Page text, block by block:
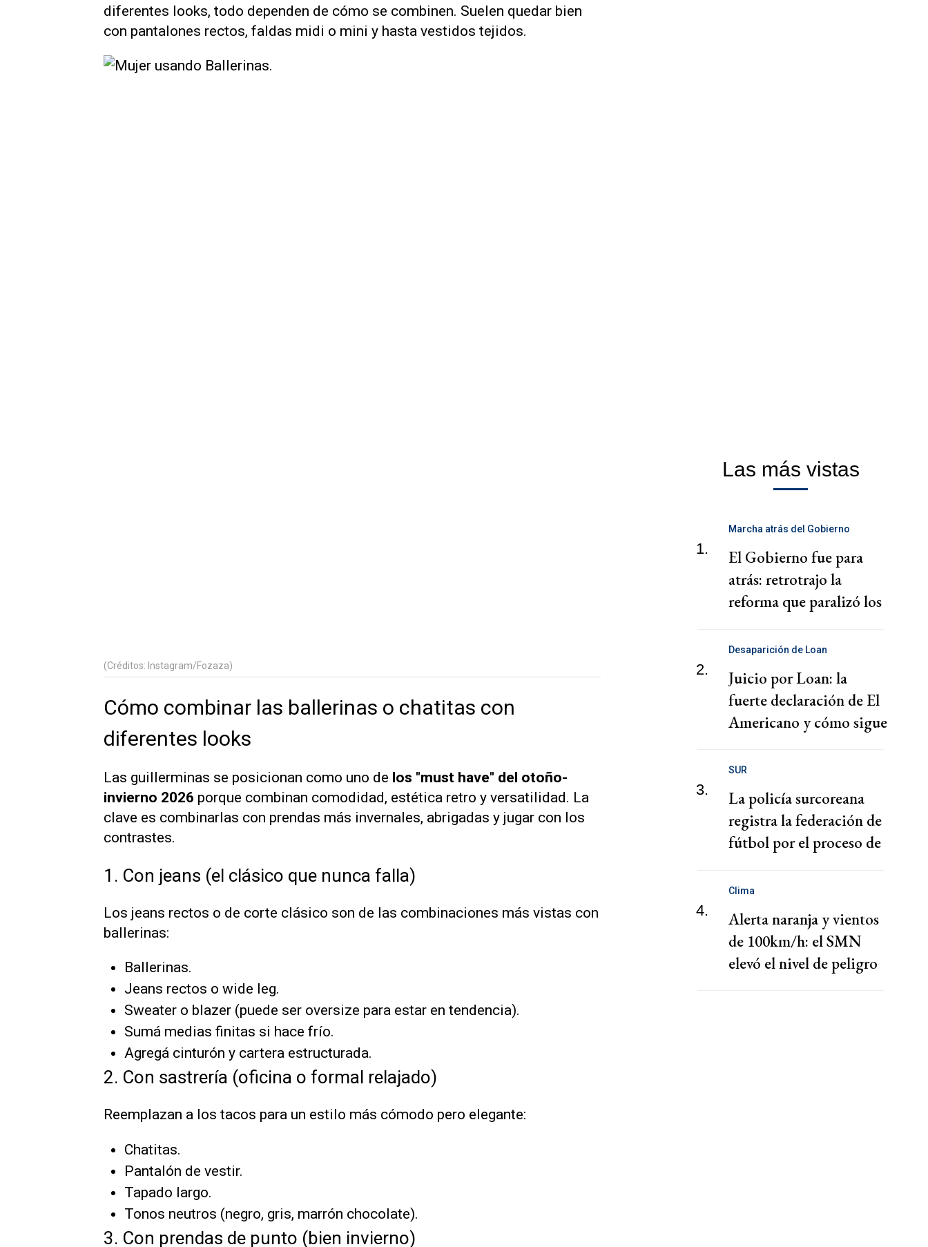
diferentes looks, todo dependen de cómo se combinen. Suelen quedar bien
con pantalones rectos, faldas midi o mini y hasta vestidos tejidos.
(Créditos: Instagram/Fozaza)
Cómo combinar las ballerinas o chatitas con
diferentes looks
Las guillerminas se posicionan como uno de los "must have" del otoño-
invierno 2026 porque combinan comodidad, estética retro y versatilidad. La
clave es combinarlas con prendas más invernales, abrigadas y jugar con los
contrastes.
1. Con jeans (el clásico que nunca falla)
Los jeans rectos o de corte clásico son de las combinaciones más vistas con
ballerinas:
Ballerinas.
Jeans rectos o wide leg.
Sweater o blazer (puede ser oversize para estar en tendencia).
Sumá medias finitas si hace frío.
Agregá cinturón y cartera estructurada.
2. Con sastrería (oficina o formal relajado)
Reemplazan a los tacos para un estilo más cómodo pero elegante:
Chatitas.
Pantalón de vestir.
Tapado largo.
Tonos neutros (negro, gris, marrón chocolate).
3. Con prendas de punto (bien invierno)
Las más vistas
1.
Marcha atrás del Gobierno
El Gobierno fue para
atrás: retrotrajo la
reforma que paralizó los
2.
Desaparición de Loan
Juicio por Loan: la
fuerte declaración de El
Americano y cómo sigue
3.
SUR
La policía surcoreana
registra la federación de
fútbol por el proceso de
4.
Clima
Alerta naranja y vientos
de 100km/h: el SMN
elevó el nivel de peligro